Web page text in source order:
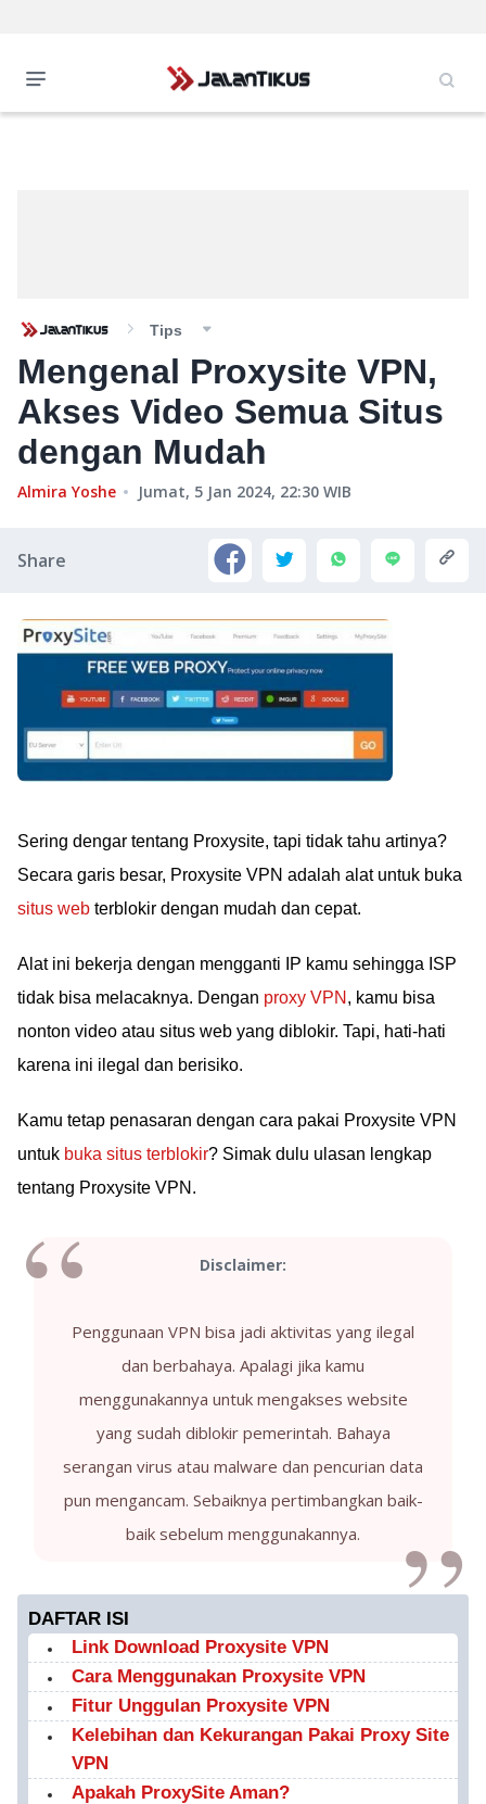
Tips
Mengenal Proxysite VPN,
Akses Video Semua Situs
dengan Mudah
Almira Yoshe Jumat, 5 Jan 2024, 22:30 WIB
Share
Sering dengar tentang Proxysite, tapi tidak tahu artinya?
Secara garis besar, Proxysite VPN adalah alat untuk buka
situs web terblokir dengan mudah dan cepat.
Alat ini bekerja dengan mengganti IP kamu sehingga ISP
tidak bisa melacaknya. Dengan proxy VPN , kamu bisa
nonton video atau situs web yang diblokir. Tapi, hati-hati
karena ini ilegal dan berisiko.
Kamu tetap penasaran dengan cara pakai Proxysite VPN
untuk buka situs terblokir? Simak dulu ulasan lengkap
tentang Proxysite VPN.
Disclaimer:
Penggunaan VPN bisa jadi aktivitas yang ilegal
dan berbahaya. Apalagi jika kamu
menggunakannya untuk mengakses website
yang sudah diblokir pemerintah. Bahaya
serangan virus atau malware dan pencurian data
pun mengancam. Sebaiknya pertimbangkan baik-
baik sebelum menggunakannya.
DAFTAR ISI
Link Download Proxysite VPN
Cara Menggunakan Proxysite VPN
Fitur Unggulan Proxysite VPN
Kelebihan dan Kekurangan Pakai Proxy Site
VPN
Apakah ProxySite Aman?